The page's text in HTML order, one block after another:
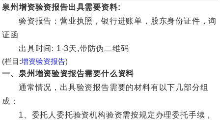
泉州增资验资报告出具需要资料:
验资报告：营业执照，银行进账单，股东身份证件，询
证函
出具时间: 1-3天,带防伪二维码
(栏目:增资验资报告)
一、泉州增资验资报告需要什么资料
通常情况，出具验资报告需要的材料有以下几部分组
成：
1、委托人委托验资机构验资需按规定办理委托手续，